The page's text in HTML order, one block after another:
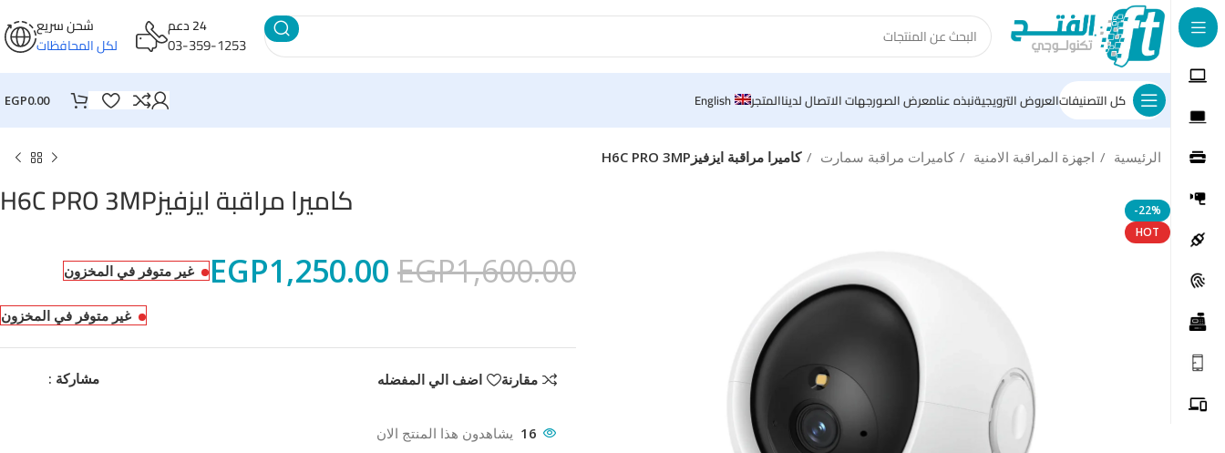
24 دعم
03-359-1253
شحن سريع
لكل المحافظات
كل التصنيفاتالعروض الترويجيةنبذه عنامعرض الصورجهات الاتصال لديناالمتجر English
EGP0.00
الرئيسية اجهزة المراقبة الامنية كاميرات مراقبة سمارت كاميرا مراقبة ايزفيزH6C PRO 3MP
-22%
HOT
كاميرا مراقبة ايزفيزH6C PRO 3MP
EGP1,600.00
EGP1,250.00 غير متوفر في المخزون
غير متوفر في المخزون
مقارنة اضف الي المفضله مشاركة :
16 يشاهدون هذا المنتج الان